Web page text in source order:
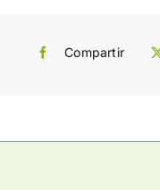
Compartir